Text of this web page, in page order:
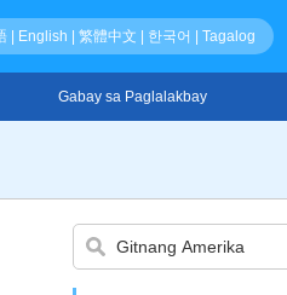
English 繁體中文 한국어 Tagalog
Gabay sa Paglalakbay